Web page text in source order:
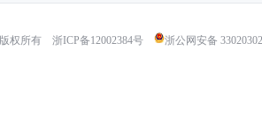
权所有 浙ICP备12002384号 浙公网安备